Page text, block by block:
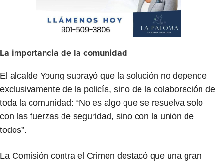
La importancia de la comunidad
El alcalde Young subrayó que la solución no depende
exclusivamente de la policía, sino de la colaboración de
toda la comunidad: “No es algo que se resuelva solo
con las fuerzas de seguridad, sino con la unión de
todos”.
La Comisión contra el Crimen destacó que una gran